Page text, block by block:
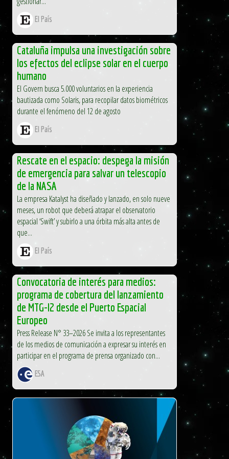
El País
Cataluña impulsa una investigación sobre
los efectos del eclipse solar en el cuerpo
humano
El Govern busca 5.000 voluntarios en la experiencia
bautizada como Solaris, para recopilar datos biométricos
durante el fenómeno del 12 de agosto
El País
Rescate en el espacio: despega la misión
de emergencia para salvar un telescopio
de la NASA
La empresa Katalyst ha diseñado y lanzado, en solo nueve
meses, un robot que deberá atrapar el observatorio
espacial ‘Swift’ y subirlo a una órbita más alta antes de
que...
El País
Convocatoria de interés para medios:
programa de cobertura del lanzamiento
de MTG-I2 desde el Puerto Espacial
Europeo
Press Release N° 33–2026 Se invita a los representantes
de los medios de comunicación a expresar su interés en
participar en el programa de prensa organizado con...
ESA